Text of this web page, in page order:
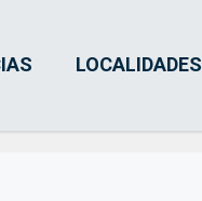
LOCALIDADES